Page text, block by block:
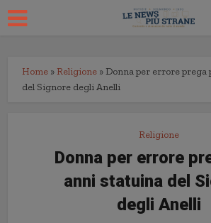
Home » Religione » Donna per errore prega
del Signore degli Anelli
Religione
Donna per errore
anni statuina del
degli Anelli